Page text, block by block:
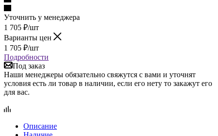
Уточнить у менеджера
1 705 ₽/шт
Варианты цен
1 705 ₽/шт
Подробности
Под заказ
Наши менеджеры обязательно свяжутся с вами и уточнят
условия есть ли товар в наличии, если его нету то закажут его
для вас.
Описание